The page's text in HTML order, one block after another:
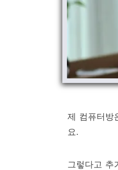
제 컴퓨터방
요.
그렇다고 추